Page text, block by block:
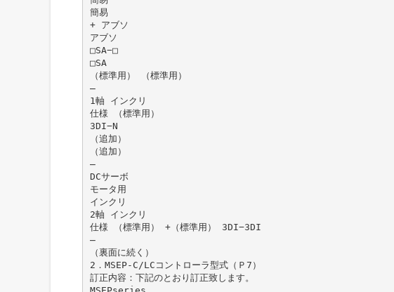
簡易
+ アブソ
アブソ
□SA−□
□SA
（標準用） （標準用）
̶
1軸 インクリ
仕様 （標準用）
3DI−N
（追加）
（追加）
̶
DCサーボ
モータ用
インクリ
2軸 インクリ
仕様 （標準用） +（標準用） 3DI−3DI
̶
（裏面に続く）
2．MSEP-C/LCコントローラ型式（Ｐ7）
訂正内容：下記のとおり訂正致します。
MSEPseries